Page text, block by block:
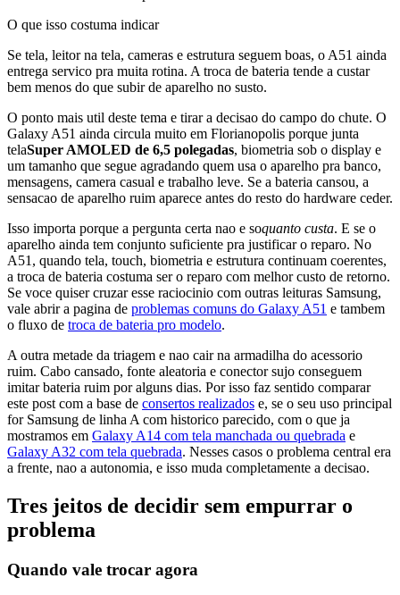
O que isso costuma indicar
Se tela, leitor na tela, cameras e estrutura seguem boas, o A51 ainda
entrega servico pra muita rotina. A troca de bateria tende a custar
bem menos do que subir de aparelho no susto.
O ponto mais util deste tema e tirar a decisao do campo do chute. O
Galaxy A51 ainda circula muito em Florianopolis porque junta
telaSuper AMOLED de 6,5 polegadas, biometria sob o display e
um tamanho que segue agradando quem usa o aparelho pra banco,
mensagens, camera casual e trabalho leve. Se a bateria cansou, a
sensacao de aparelho ruim aparece antes do resto do hardware ceder.
Isso importa porque a pergunta certa nao e soquanto custa. E se o
aparelho ainda tem conjunto suficiente pra justificar o reparo. No
A51, quando tela, touch, biometria e estrutura continuam coerentes,
a troca de bateria costuma ser o reparo com melhor custo de retorno.
Se voce quiser cruzar esse raciocinio com outras leituras Samsung,
vale abrir a pagina de problemas comuns do Galaxy A51 e tambem
o fluxo de troca de bateria pro modelo.
A outra metade da triagem e nao cair na armadilha do acessorio
ruim. Cabo cansado, fonte aleatoria e conector sujo conseguem
imitar bateria ruim por alguns dias. Por isso faz sentido comparar
este post com a base de consertos realizados e, se o seu uso principal
for Samsung de linha A com historico parecido, com o que ja
mostramos em Galaxy A14 com tela manchada ou quebrada e
Galaxy A32 com tela quebrada. Nesses casos o problema central era
a frente, nao a autonomia, e isso muda completamente a decisao.
Tres jeitos de decidir sem empurrar o
problema
Quando vale trocar agora